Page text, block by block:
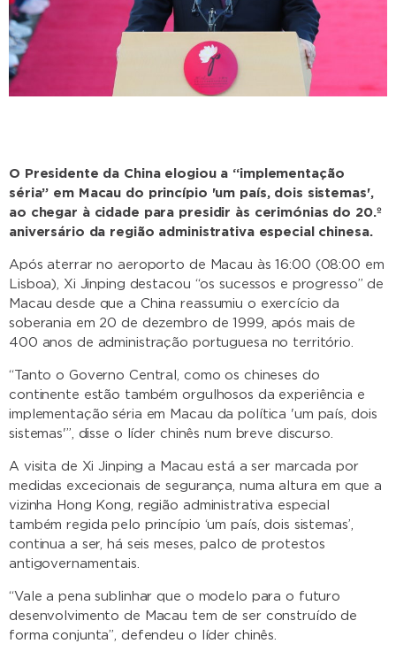
O Presidente da China elogiou a “implementação
séria” em Macau do princípio 'um país, dois sistemas',
ao chegar à cidade para presidir às cerimónias do 20.º
aniversário da região administrativa especial chinesa.
Após aterrar no aeroporto de Macau às 16:00 (08:00 em
Lisboa), Xi Jinping destacou “os sucessos e progresso” de
Macau desde que a China reassumiu o exercício da
soberania em 20 de dezembro de 1999, após mais de
400 anos de administração portuguesa no território.
“Tanto o Governo Central, como os chineses do
continente estão também orgulhosos da experiência e
implementação séria em Macau da política 'um país, dois
sistemas'”, disse o líder chinês num breve discurso.
A visita de Xi Jinping a Macau está a ser marcada por
medidas excecionais de segurança, numa altura em que a
vizinha Hong Kong, região administrativa especial
também regida pelo princípio ‘um país, dois sistemas’,
continua a ser, há seis meses, palco de protestos
antigovernamentais.
“Vale a pena sublinhar que o modelo para o futuro
desenvolvimento de Macau tem de ser construído de
forma conjunta”, defendeu o líder chinês.